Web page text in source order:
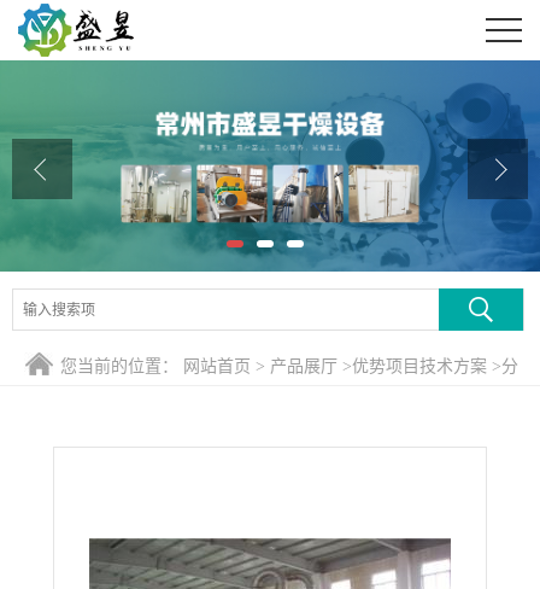
公司介绍
公司动态
产品展厅
证书荣誉
联系方式
您当前的位置： 网站首页 > 产品展厅 >优势项目技术方案 >分